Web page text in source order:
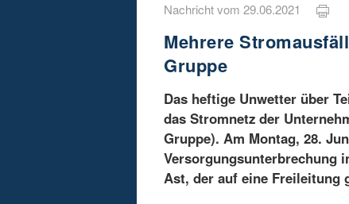
Nachricht vom 29.06.2021
Mehrere
Gruppe
Das heftige Unwetter über
das Stromnetz der
Gruppe). Am Montag, 28.
Versorgungsunterbrechung
Ast, der auf eine Freileitung